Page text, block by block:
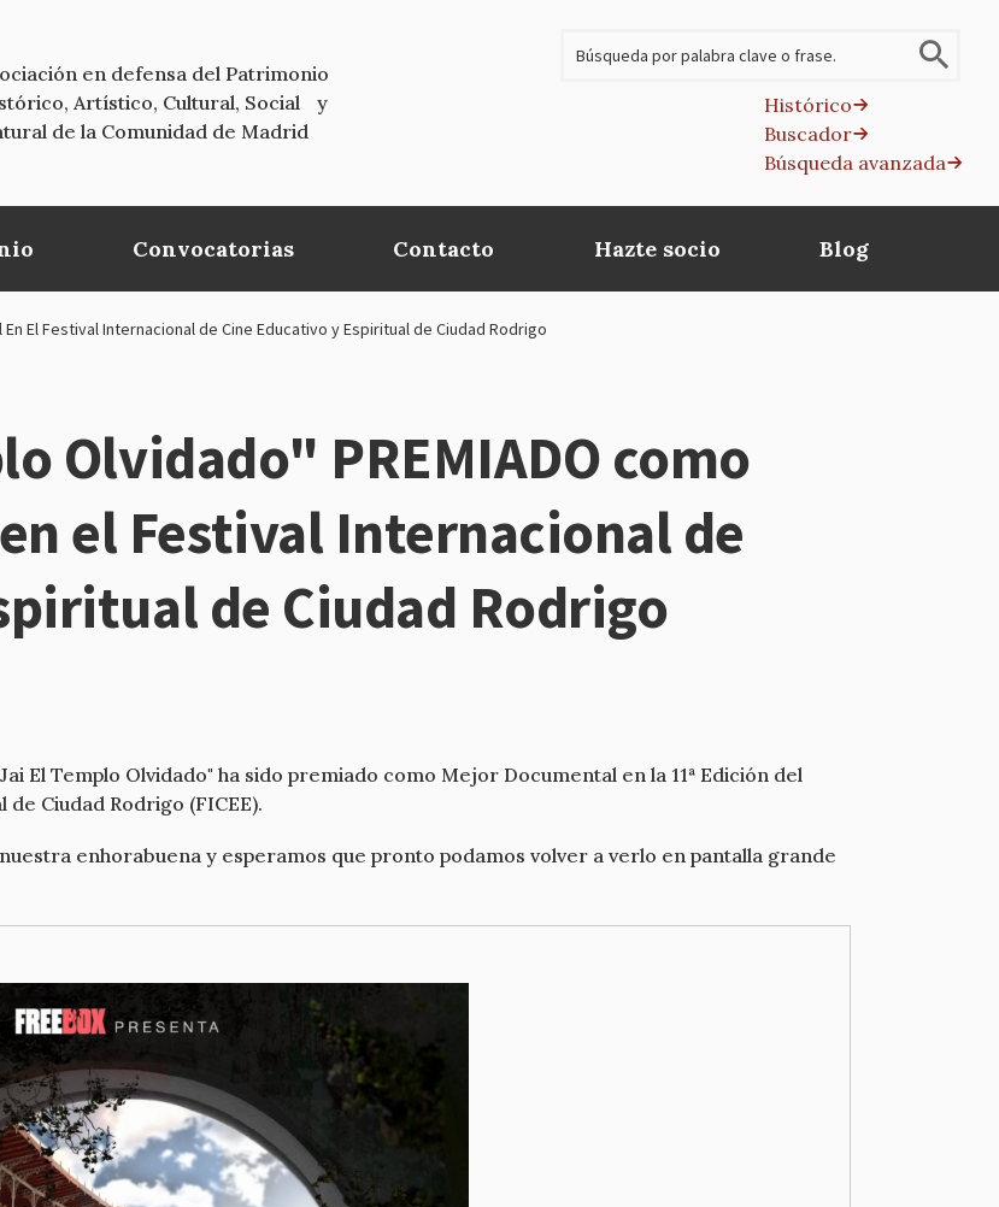
en defensa del Patrimonio
Artístico, Cultural, Social y
de la Comunidad de Madrid
Histórico
Buscador
Búsqueda avanzada
Convocatorias Contacto Hazte socio Blog
El Festival Internacional de Cine Educativo y Espiritual de Ciudad Rodrigo
Olvidado" PREMIADO como
el Festival Internacional de
de Ciudad Rodrigo
El Templo Olvidado" ha sido premiado como Mejor Documental en la 11ª Edición del
Ciudad Rodrigo (FICEE).
enhorabuena y esperamos que pronto podamos volver a verlo en pantalla grande